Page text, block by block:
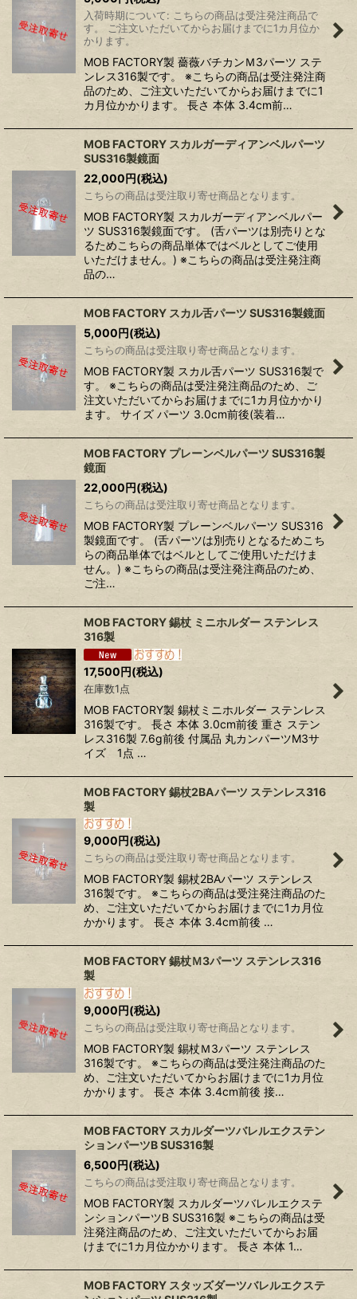
入荷時期について: こちらの商品は受注発注商品で
す。 ご注文いただいてからお届けまでに1カ月位か
かります。
MOB FACTORY製 薔薇バチカンＭ3パーツ ステ
ンレス316製です。 ※こちらの商品は受注発注商
品のため、ご注文いただいてからお届けまでに1
カ月位かかります。 長さ 本体 3.4cm前…
MOB FACTORY スカルガーディアンベルパーツ
SUS316製鏡面
22,000円(税込)
こちらの商品は受注取り寄せ商品となります。
MOB FACTORY製 スカルガーディアンベルパー
ツ SUS316製鏡面です。 (舌パーツは別売りとな
るためこちらの商品単体ではベルとしてご使用
いただけません。) ※こちらの商品は受注発注商
品の…
MOB FACTORY スカル舌パーツ SUS316製鏡面
5,000円(税込)
こちらの商品は受注取り寄せ商品となります。
MOB FACTORY製 スカル舌パーツ SUS316製で
す。 ※こちらの商品は受注発注商品のため、ご
注文いただいてからお届けまでに1カ月位かかり
ます。 サイズ パーツ 3.0cm前後(装着…
MOB FACTORY プレーンベルパーツ SUS316製
鏡面
22,000円(税込)
こちらの商品は受注取り寄せ商品となります。
MOB FACTORY製 プレーンベルパーツ SUS316
製鏡面です。 (舌パーツは別売りとなるためこち
らの商品単体ではベルとしてご使用いただけま
せん。) ※こちらの商品は受注発注商品のため、
ご注…
MOB FACTORY 錫杖 ミニホルダー ステンレス
316製
17,500円(税込)
在庫数1点
MOB FACTORY製 錫杖ミニホルダー ステンレス
316製です。 長さ 本体 3.0cm前後 重さ ステン
レス316製 7.6g前後 付属品 丸カンパーツM3サ
イズ 1点 …
MOB FACTORY 錫杖2BAパーツ ステンレス316
製
9,000円(税込)
こちらの商品は受注取り寄せ商品となります。
MOB FACTORY製 錫杖2BAパーツ ステンレス
316製です。 ※こちらの商品は受注発注商品のた
め、ご注文いただいてからお届けまでに1カ月位
かかります。 長さ 本体 3.4cm前後 …
MOB FACTORY 錫杖Ｍ3パーツ ステンレス316
製
9,000円(税込)
こちらの商品は受注取り寄せ商品となります。
MOB FACTORY製 錫杖Ｍ3パーツ ステンレス
316製です。 ※こちらの商品は受注発注商品のた
め、ご注文いただいてからお届けまでに1カ月位
かかります。 長さ 本体 3.4cm前後 接…
MOB FACTORY スカルダーツバレルエクステン
ションパーツB SUS316製
6,500円(税込)
こちらの商品は受注取り寄せ商品となります。
MOB FACTORY製 スカルダーツバレルエクステ
ンションパーツB SUS316製 ※こちらの商品は受
注発注商品のため、ご注文いただいてからお届
けまでに1カ月位かかります。 長さ 本体 1…
MOB FACTORY スタッズダーツバレルエクステ